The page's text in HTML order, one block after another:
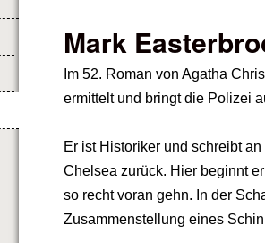
Mark
Im 52. Roman von Agatha
ermittelt und bringt die Polizei
Er ist Historiker und schreibt
Chelsea zurück. Hier beginnt
so recht voran gehn. In der
Zusammenstellung eines